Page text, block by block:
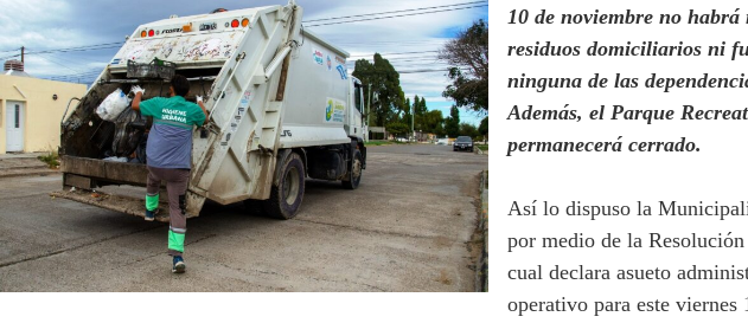
10 de noviembre no habrá
residuos domiciliarios ni
ninguna de las
Además, el Parque
permanecerá cerrado.
Así lo dispuso la
por medio de la
cual declara asueto
operativo para este viernes